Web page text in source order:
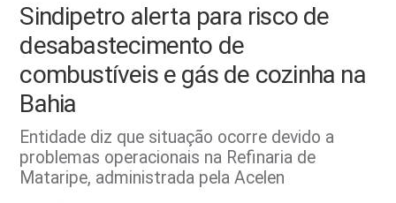
Sindipetro alerta para risco de
desabastecimento de
combustíveis e gás de cozinha na
Bahia
Entidade diz que situação ocorre devido a
problemas operacionais na Refinaria de
Mataripe, administrada pela Acelen